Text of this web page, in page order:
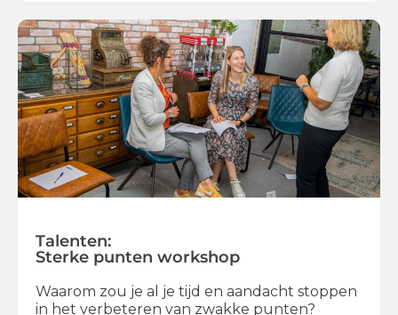
Talenten:
Sterke punten workshop
Waarom zou je al je tijd en aandacht stoppen
in het verbeteren van zwakke punten?